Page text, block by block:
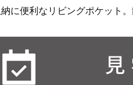
に便利なリビングポケット